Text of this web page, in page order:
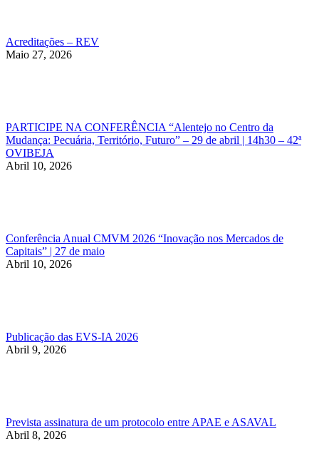
Acreditações – REV
Maio 27, 2026
PARTICIPE NA CONFERÊNCIA “Alentejo no Centro da
Mudança: Pecuária, Território, Futuro” – 29 de abril | 14h30 – 42ª
OVIBEJA
Abril 10, 2026
Conferência Anual CMVM 2026 “Inovação nos Mercados de
Capitais” | 27 de maio
Abril 10, 2026
Publicação das EVS-IA 2026
Abril 9, 2026
Prevista assinatura de um protocolo entre APAE e ASAVAL
Abril 8, 2026